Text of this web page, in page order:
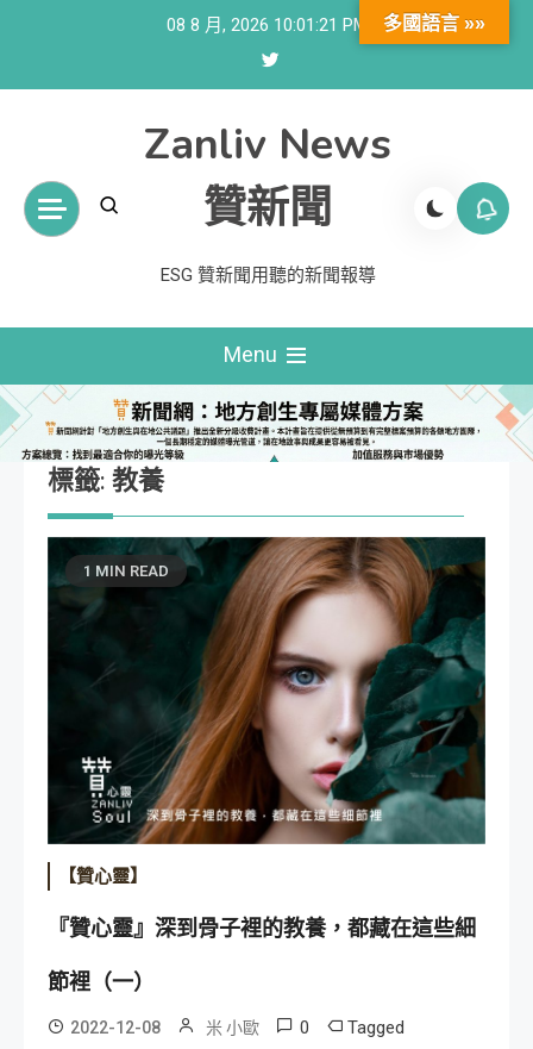
08 8 月, 2026 10:01:21 PM
Zanliv News
贊新聞
ESG 贊新聞用聽的新聞報導
Menu
標籤: 教養
1 MIN READ
【贊心靈】
『贊心靈』深到骨子裡的教養，都藏在這些細
節裡（一）
2022-12-08 米 小歐 0 Tagged
多國語言 »»